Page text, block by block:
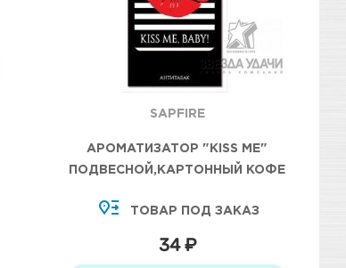
SAPFIRE
АРОМАТИЗАТОР "KISS ME"
ПОДВЕСНОЙ,КАРТОННЫЙ КОФЕ
ТОВАР ПОД ЗАКАЗ
34 ₽